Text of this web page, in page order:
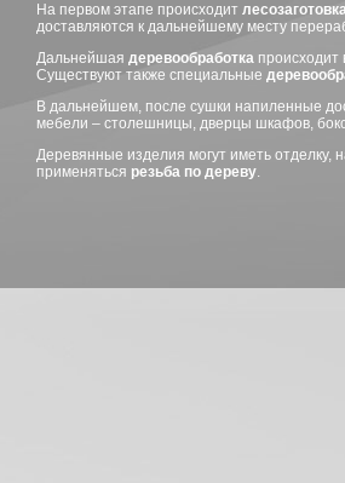
На первом этапе происходит
доставляются к дальнейшему месту
Дальнейшая деревообработка
Существуют также специальные
В дальнейшем, после сушки напиленные
мебели – столешницы, дверцы шкафов,
Деревянные изделия могут иметь отделку,
применяться резьба по дереву.